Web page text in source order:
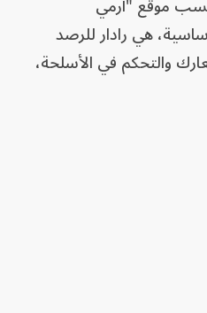
3 عناصر أساسية، هي رادار للرصد
والتحكم في الأسلحة،